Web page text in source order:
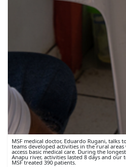
MSF medical doctor, Eduardo Rugani, talks
teams developed activities in the rural
access basic medical care. During the
Anapu river, activities lasted 8 days and our
MSF treated 390 patients.